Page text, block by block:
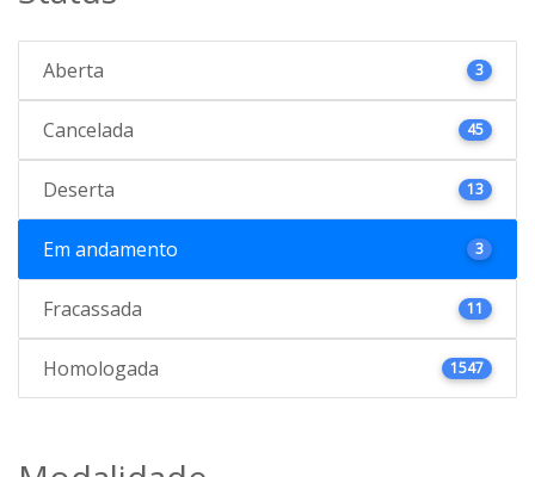
Aberta 3
Cancelada 45
Deserta 13
Em andamento 3
Fracassada 11
Homologada 1547